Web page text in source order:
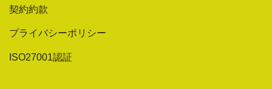
契約約款
プライバシーポリシー
ISO27001認証